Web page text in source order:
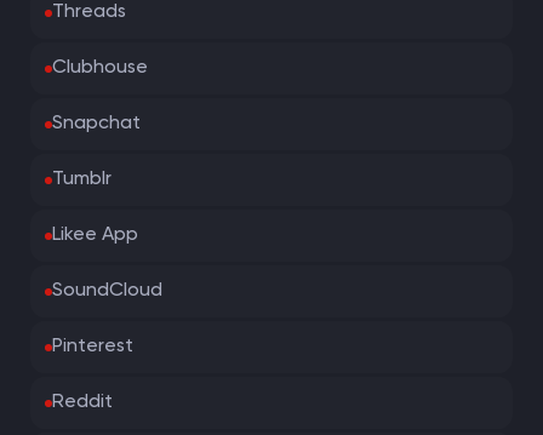
Threads
Clubhouse
Snapchat
Tumblr
Likee App
SoundCloud
Pinterest
Reddit